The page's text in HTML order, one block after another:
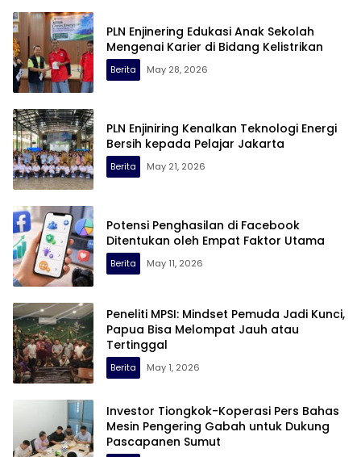
PLN Enjinering Edukasi Anak Sekolah
Mengenai Karier di Bidang Kelistrikan
Berita May 28, 2026
PLN Enjiniring Kenalkan Teknologi Energi
Bersih kepada Pelajar Jakarta
Berita May 21, 2026
Potensi Penghasilan di Facebook
Ditentukan oleh Empat Faktor Utama
Berita May 11, 2026
Peneliti MPSI: Mindset Pemuda Jadi Kunci,
Papua Bisa Melompat Jauh atau
Tertinggal
Berita May 1, 2026
Investor Tiongkok-Koperasi Pers Bahas
Mesin Pengering Gabah untuk Dukung
Pascapanen Sumut